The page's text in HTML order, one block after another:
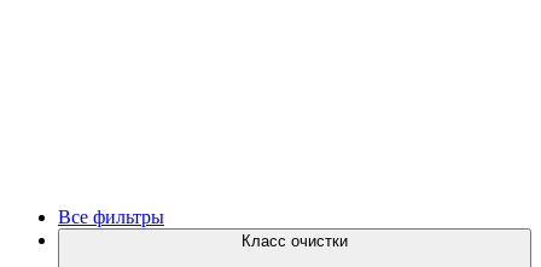
Все фильтры
Класс очистки